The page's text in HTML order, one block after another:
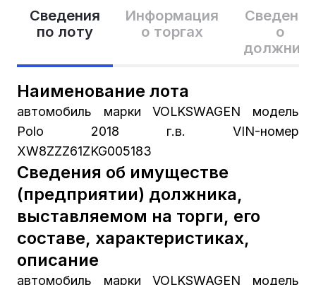
Сведения
по лоту
Информация
о торгах
Сведения
о
Наименование лота
автомобиль марки VOLKSWAGEN модель
Polo 2018 г.в. VIN-номер
XW8ZZZ61ZKG005183
Сведения об имуществе
(предприятии) должника,
выставляемом на торги, его
составе, характеристиках,
описание
автомобиль марки VOLKSWAGEN модель